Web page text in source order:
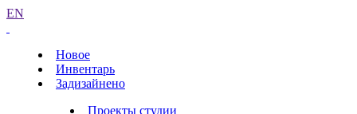
EN
Новое
Инвентарь
Задизайнено
Проекты студии